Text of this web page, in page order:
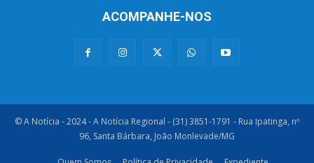
ACOMPANHE-NOS
© A Notícia - 2024 - A Notícia Regional - (31) 3851-1791 - Rua Ipatinga, nº
96, Santa Bárbara, João Monlevade/MG